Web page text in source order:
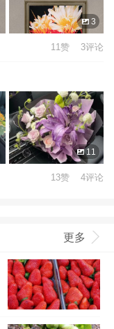
3
11赞 3评论
11
13赞 4评论
更多